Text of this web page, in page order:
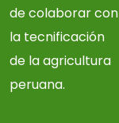
de colaborar con
la tecnificación
de la agricultura
peruana.